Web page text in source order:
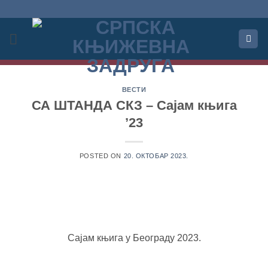
садржај
ВЕСТИ
СА ШТАНДА СКЗ – Сајам књига
’23
POSTED ON 20. ОКТОБАР 2023.
Сајам књига у Београду 2023.